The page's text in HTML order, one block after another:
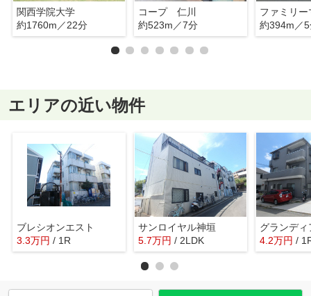
関西学院大学
約1760m／22分
コープ 仁川
約523m／7分
約394m／
エリアの近い物件
ブレシオンエスト
3.3万円 / 1R
サンロイヤル神垣
5.7万円 / 2LDK
グランディ
4.2万円 /